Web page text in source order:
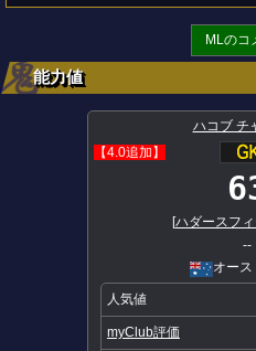
MLのコ
能力値
ハコブ チ
【4.0追加】
[ハダースフ
--
オース
人気値
myClub評価